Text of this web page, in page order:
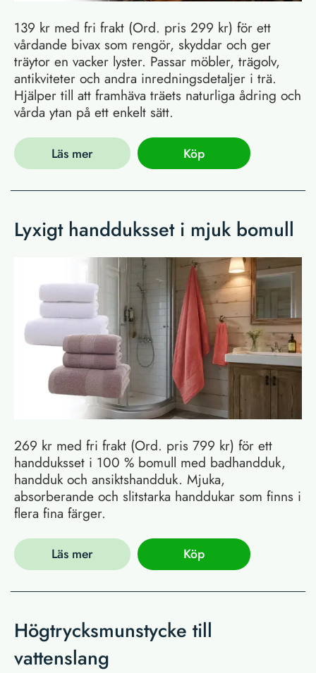
139 kr med fri frakt (Ord. pris 299 kr) för ett
vårdande bivax som rengör, skyddar och ger
träytor en vacker lyster. Passar möbler, trägolv,
antikviteter och andra inredningsdetaljer i trä.
Hjälper till att framhäva träets naturliga ådring och
vårda ytan på ett enkelt sätt.
Läs mer Köp
Lyxigt handduksset i mjuk bomull
269 kr med fri frakt (Ord. pris 799 kr) för ett
handduksset i 100 % bomull med badhandduk,
handduk och ansiktshandduk. Mjuka,
absorberande och slitstarka handdukar som finns i
flera fina färger.
Läs mer Köp
Högtrycksmunstycke till
vattenslang